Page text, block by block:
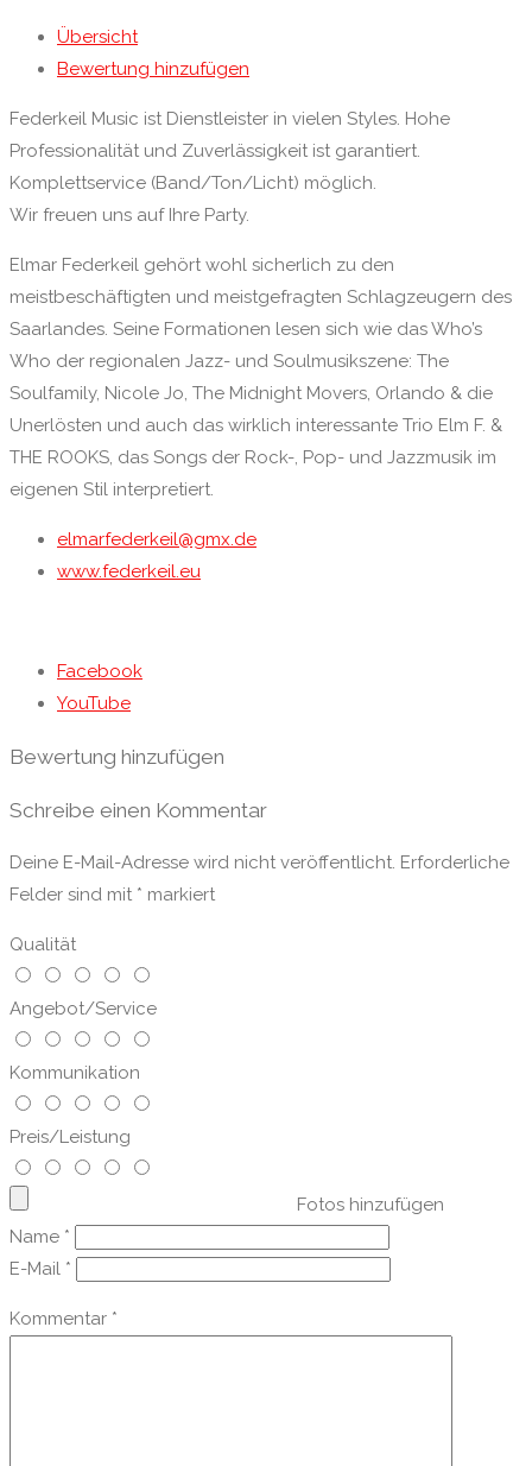
Übersicht
Bewertung hinzufügen
Federkeil Music ist Dienstleister in vielen Styles. Hohe
Professionalität und Zuverlässigkeit ist garantiert.
Komplettservice (Band/Ton/Licht) möglich.
Wir freuen uns auf Ihre Party.
Elmar Federkeil gehört wohl sicherlich zu den
meistbeschäftigten und meistgefragten Schlagzeugern des
Saarlandes. Seine Formationen lesen sich wie das Who’s
Who der regionalen Jazz- und Soulmusikszene: The
Soulfamily, Nicole Jo, The Midnight Movers, Orlando & die
Unerlösten und auch das wirklich interessante Trio Elm F. &
THE ROOKS, das Songs der Rock-, Pop- und Jazzmusik im
eigenen Stil interpretiert.
elmarfederkeil@gmx.de
www.federkeil.eu
Facebook
YouTube
Bewertung hinzufügen
Schreibe einen Kommentar
Deine E-Mail-Adresse wird nicht veröffentlicht. Erforderliche
Felder sind mit * markiert
Qualität
Angebot/Service
Kommunikation
Preis/Leistung
Fotos hinzufügen
Name *
E-Mail *
Kommentar *